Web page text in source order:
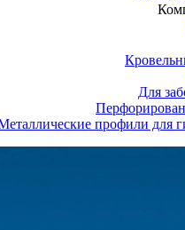
Для
профили для